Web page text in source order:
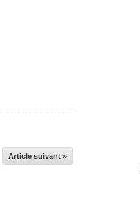
Article suivant »